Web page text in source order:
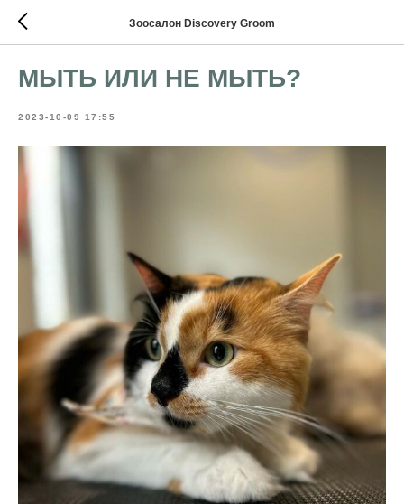
Зоосалон Discovery Groom
МЫТЬ ИЛИ НЕ МЫТЬ?
2023-10-09 17:55